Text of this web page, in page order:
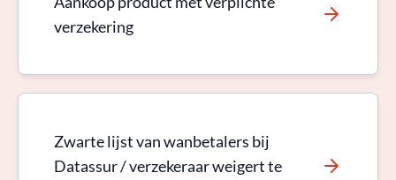
verzekering
Zwarte lijst van wanbetalers bij
Datassur / verzekeraar weigert te